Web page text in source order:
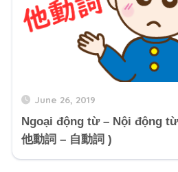
June 26, 2019
Ngoại động từ – Nội động
他動詞 – 自動詞 )